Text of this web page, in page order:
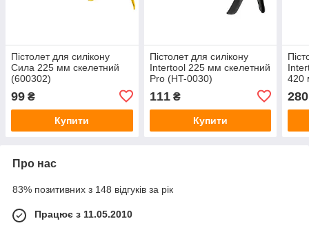
Пістолет для силікону
Сила 225 мм скелетний
(600302)
99 ₴
Купити
Пістолет для силікону
Intertool 225 мм скелетний
Pro (HT-0030)
111₴
Купити
420
280
Про нас
83% позитивних з 148 відгуків за рік
Працює з 11.05.2010